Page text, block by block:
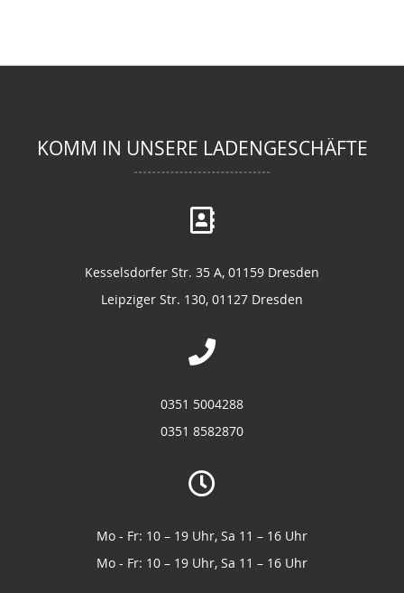
KOMM IN UNSERE LADENGESCHÄFTE
Kesselsdorfer Str. 35 A, 01159 Dresden
Leipziger Str. 130, 01127 Dresden
0351 5004288
0351 8582870
Mo - Fr: 10 – 19 Uhr, Sa 11 – 16 Uhr
Mo - Fr: 10 – 19 Uhr, Sa 11 – 16 Uhr